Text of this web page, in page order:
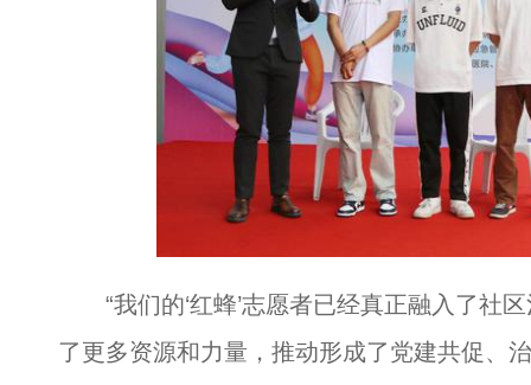
“我们的‘红蜂’志愿者已经真正融入了社
了更多资源和力量，推动形成了党建共促、